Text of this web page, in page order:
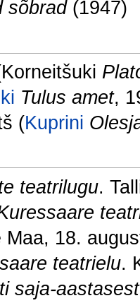
sõbrad(1947)
Tulus amet,
(Kuprini
teatrilugu.
Maa, 18.
teatrielu.
saja-